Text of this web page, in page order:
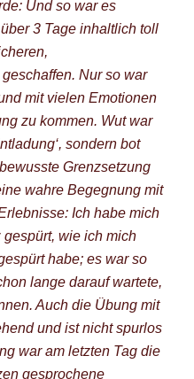
Und so war es
3 Tage inhaltlich toll
Nur so war
mit vielen Emotionen
zu kommen. Wut war
sondern bot
Grenzsetzung
wahre Begegnung mit
Ich habe mich
wie ich mich
habe; es war so
lange darauf wartete,
Auch die Übung mit
und ist nicht spurlos
war am letzten Tag die
gesprochene